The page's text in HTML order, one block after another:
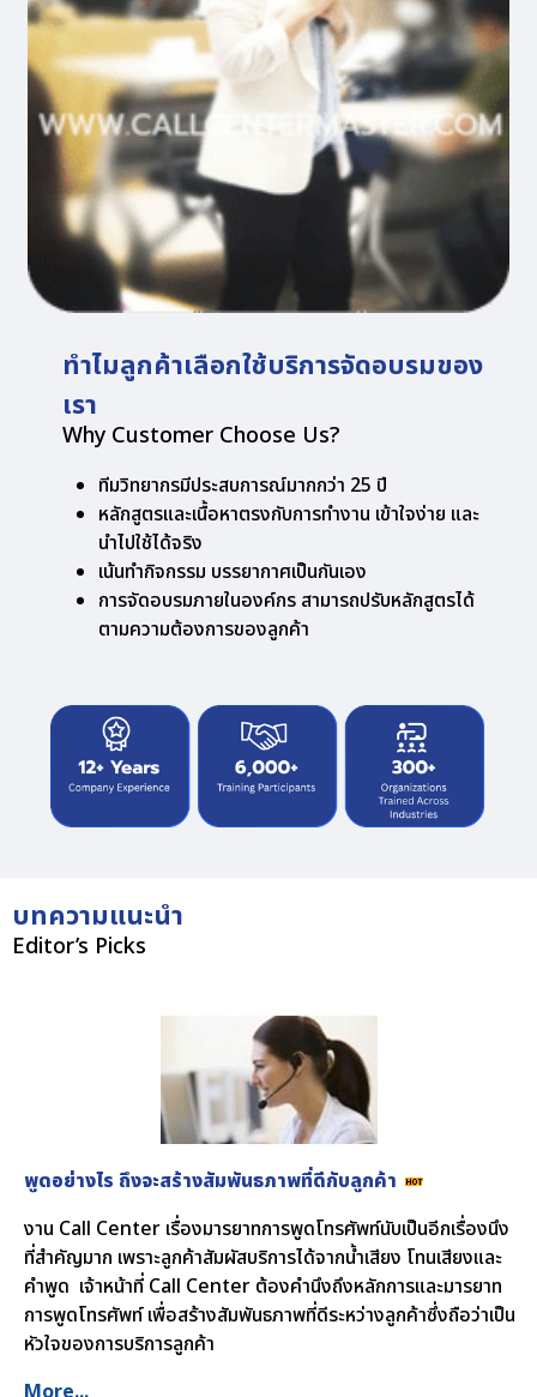
ทำไมลูกค้าเลือกใช้บริการจัดอบรมของ
เรา
Why Customer Choose Us?
ทีมวิทยากรมีประสบการณ์มากกว่า 25 ปี
หลักสูตรและเนื้อหาตรงกับการทำงาน เข้าใจง่าย และ
นำไปใช้ได้จริง
เน้นทำกิจกรรม บรรยากาศเป็นกันเอง
การจัดอบรมภายในองค์กร สามารถปรับหลักสูตรได้
ตามความต้องการของลูกค้า
บทความแนะนำ
Editor’s Picks
พูดอย่างไร ถึงจะสร้างสัมพันธภาพที่ดีกับลูกค้า
งาน Call Center เรื่องมารยาทการพูดโทรศัพท์นับเป็นอีกเรื่องนึง
ที่สำคัญมาก เพราะลูกค้าสัมผัสบริการได้จากน้ำเสียง โทนเสียงและ
คำพูด เจ้าหน้าที่ Call Center ต้องคำนึงถึงหลักการและมารยาท
การพูดโทรศัพท์ เพื่อสร้างสัมพันธภาพที่ดีระหว่างลูกค้าซึ่งถือว่าเป็น
หัวใจของการบริการลูกค้า